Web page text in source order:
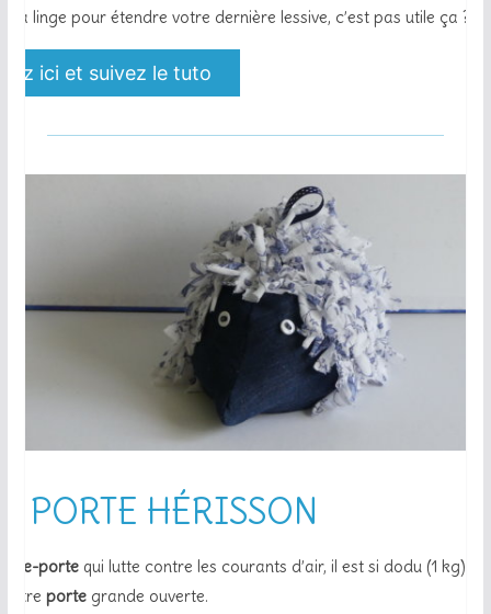
à linge pour étendre votre dernière lessive, c’est pas utile ça ?
ici et suivez le tuto
PORTE HÉRISSON
cale-portequi lutte contre les courants d’air, il est si dodu (1 kg)
portegrande ouverte.